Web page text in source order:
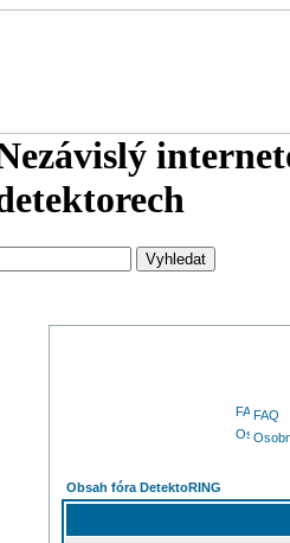
FAQ
Obsah fóra DetektoRING